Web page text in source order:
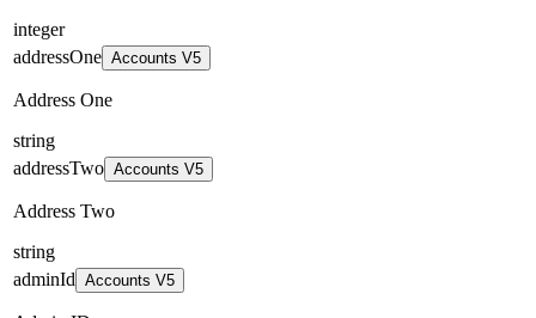
integer
addressOne Accounts V5
Address One
string
addressTwo Accounts V5
Address Two
string
adminId Accounts V5